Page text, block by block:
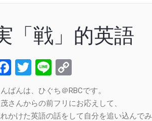
「戦」的英語
Facebook
Twitter
Line
Link
ばんは、ひぐち＠RBCです。
さんからの前フリにお応えして、
かけた英語の話をして自分を追い込んで